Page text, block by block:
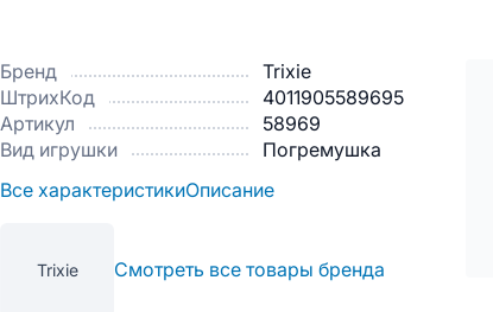
Бренд
Trixie
ШтрихКод
4011905589695
Артикул
58969
Вид игрушки
Погремушка
Все характеристикиОписание
Trixie Смотреть все товары бренда